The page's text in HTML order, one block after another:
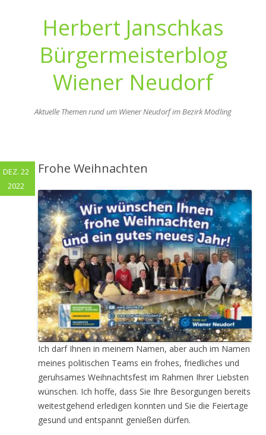
Herbert Janschkas
Bürgermeisterblog
Wiener Neudorf
Aktuelle Themen rund um Wiener Neudorf im Bezirk Mödling
Frohe Weihnachten
Ich darf Ihnen in meinem Namen, aber auch im Namen
meines politischen Teams ein frohes, friedliches und
geruhsames Weihnachtsfest im Rahmen Ihrer Liebsten
wünschen. Ich hoffe, dass Sie Ihre Besorgungen bereits
weitestgehend erledigen konnten und Sie die Feiertage
gesund und entspannt genießen dürfen.
DEZ. 22
2022